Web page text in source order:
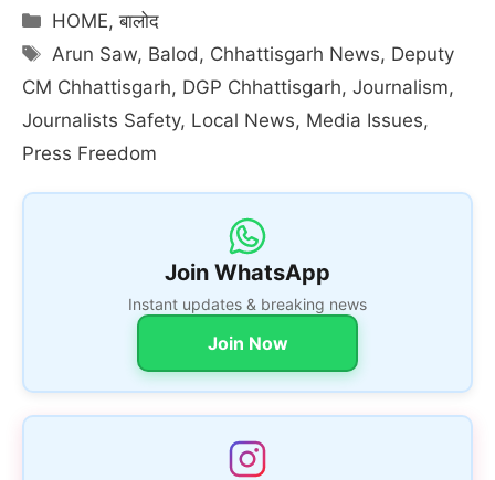
Categories
HOME,बालोद
Tags
Arun Saw, Balod, Chhattisgarh News, Deputy
CM Chhattisgarh, DGP Chhattisgarh, Journalism,
Journalists Safety, Local News, Media Issues,
Press Freedom
Join WhatsApp
Instant updates & breaking news
Join Now